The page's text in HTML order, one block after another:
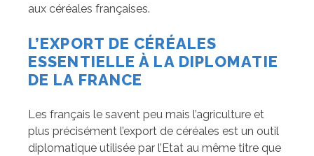
aux céréales françaises.
L’EXPORT DE CÉRÉALES
ESSENTIELLE À LA DIPLOMATIE
DE LA FRANCE
Les français le savent peu mais l’agriculture et
plus précisément l’export de céréales est un outil
diplomatique utilisée par l’Etat au même titre que